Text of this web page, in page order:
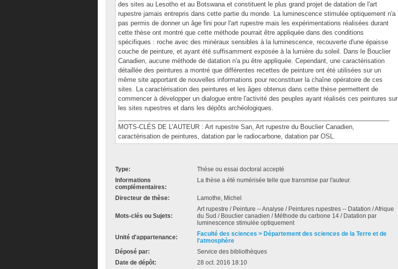
des sites au Lesotho et au Botswana et constituent le plus grand projet de datation de l'art
rupestre jamais entrepris dans cette partie du monde. La luminescence stimulée optiquement n'a
pas permis de donner un âge fini pour l'art rupestre mais les expérimentations réalisées durant
cette thèse ont montré que cette méthode pourrait être appliquée dans des conditions
spécifiques : roche avec des minéraux sensibles à la luminescence, recouverte d'une épaisse
couche de peinture, et ayant été suffisamment exposée à la lumière du soleil. Dans le Bouclier
Canadien, aucune méthode de datation n'a pu être appliquée. Cependant, une caractérisation
détaillée des peintures a montré que différentes recettes de peinture ont été utilisées sur un
même site apportant de nouvelles informations pour reconstituer la chaîne opératoire de ces
sites. La caractérisation des peintures et les âges obtenus dans cette thèse permettent de
commencer à développer un dialogue entre l'activité des peuples ayant réalisés ces peintures sur
les sites rupestres et dans les dépôts archéologiques.
MOTS-CLÉS DE L’AUTEUR : Art rupestre San, Art rupestre du Bouclier Canadien,
caractérisation de peintures, datation par le radiocarbone, datation par OSL.
Type:
Thèse ou essai doctoral accepté
Informations
complémentaires:
La thèse a été numérisée telle que transmise par l'auteur.
Directeur de thèse: Lamothe, Michel
Mots-clés ou Sujets:
Art rupestre / Peinture -- Analyse / Peintures rupestres -- Datation / Afrique
du Sud / Bouclier canadien / Méthode du carbone 14 / Datation par
luminescence stimulée optiquement
Unité d'appartenance:
Faculté des sciences > Département des sciences de la Terre et de
l'atmosphère
Déposé par:
Service des bibliothèques
Date de dépôt:
28 oct. 2016 18:10